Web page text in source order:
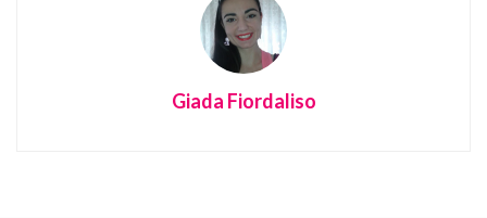
Giada Fiordaliso